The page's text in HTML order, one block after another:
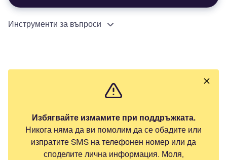
Инструменти за въпроси
Избягвайте измамите при поддръжката.
Никога няма да ви помолим да се обадите или
изпратите SMS на телефонен номер или да
споделите лична информация. Моля,